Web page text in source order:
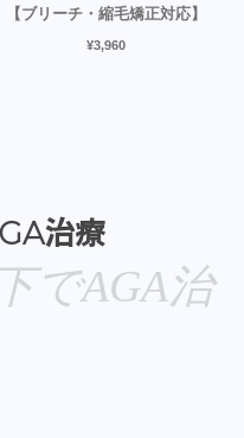
【ブリーチ・縮毛矯正対応】
¥3,960
治療
でAGA治